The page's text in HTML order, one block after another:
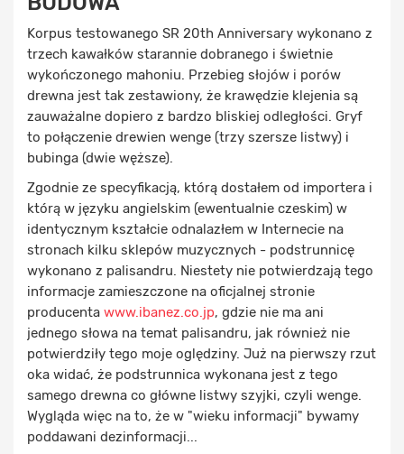
Korpus testowanego SR 20th Anniversary wykonano z
trzech kawałków starannie dobranego i świetnie
wykończonego mahoniu. Przebieg słojów i porów
drewna jest tak zestawiony, że krawędzie klejenia są
zauważalne dopiero z bardzo bliskiej odległości. Gryf
to połączenie drewien wenge (trzy szersze listwy) i
bubinga (dwie węższe).
Zgodnie ze specyfikacją, którą dostałem od importera i
którą w języku angielskim (ewentualnie czeskim) w
identycznym kształcie odnalazłem w Internecie na
stronach kilku sklepów muzycznych - podstrunnicę
wykonano z palisandru. Niestety nie potwierdzają tego
informacje zamieszczone na oficjalnej stronie
producenta www.ibanez.co.jp, gdzie nie ma ani
jednego słowa na temat palisandru, jak również nie
potwierdziły tego moje oględziny. Już na pierwszy rzut
oka widać, że podstrunnica wykonana jest z tego
samego drewna co główne listwy szyjki, czyli wenge.
Wygląda więc na to, że w "wieku informacji" bywamy
poddawani dezinformacji...